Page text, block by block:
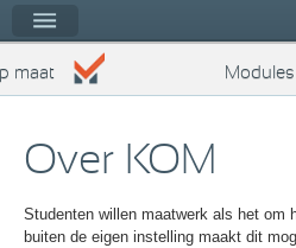
Kies op maat
maat Modules
Over KOM
Studenten willen maatwerk als het om
buiten de eigen instelling maakt dit